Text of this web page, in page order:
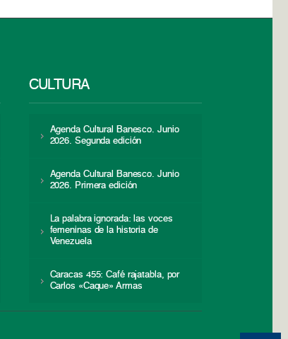
CULTURA
Agenda Cultural Banesco. Junio
2026. Segunda edición
Agenda Cultural Banesco. Junio
2026. Primera edición
La palabra ignorada: las voces
femeninas de la historia de
Venezuela
Caracas 455: Café rajatabla, por
Carlos «Caque» Armas